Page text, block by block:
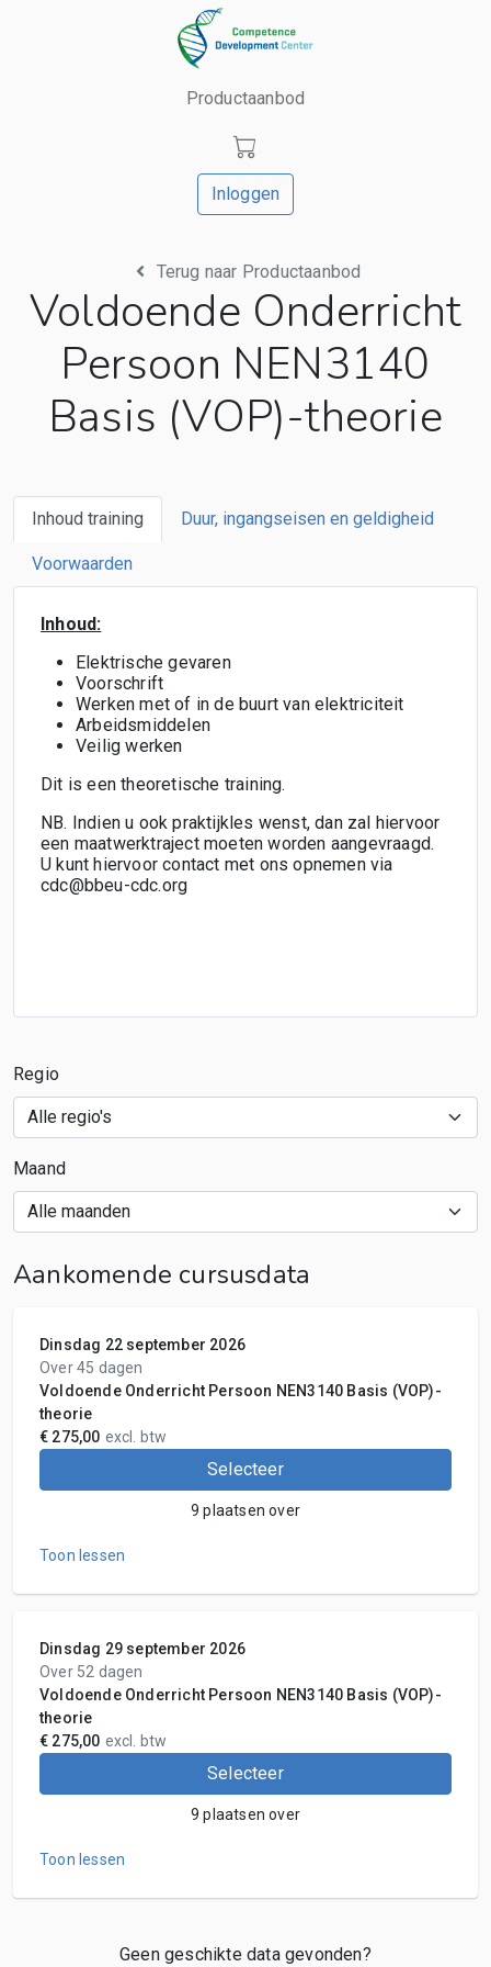
Productaanbod
Inloggen
Terug naar Productaanbod
Voldoende Onderricht
Persoon NEN3140
Basis (VOP)-theorie
Inhoud training Duur, ingangseisen en geldigheid
Voorwaarden
Inhoud:
Elektrische gevaren
Voorschrift
Werken met of in de buurt van elektriciteit
Arbeidsmiddelen
Veilig werken
Dit is een theoretische training.
NB. Indien u ook praktijkles wenst, dan zal hiervoor
een maatwerktraject moeten worden aangevraagd.
U kunt hiervoor contact met ons opnemen via
cdc@bbeu-cdc.org
Regio
Maand
Aankomende cursusdata
Dinsdag 22 september 2026
Over 45 dagen
Voldoende Onderricht Persoon NEN3140 Basis (VOP)-
theorie
€ 275,00 excl. btw
Selecteer
9 plaatsen over
Toon lessen
Dinsdag 29 september 2026
Over 52 dagen
Voldoende Onderricht Persoon NEN3140 Basis (VOP)-
theorie
€ 275,00 excl. btw
Selecteer
9 plaatsen over
Toon lessen
Geen geschikte data gevonden?